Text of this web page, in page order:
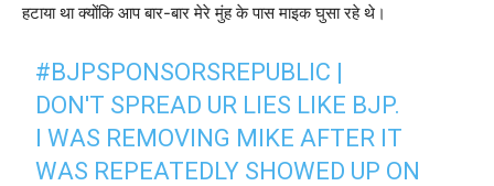
हटाया था क्योंकि आप बार-बार मेरे मुंह के पास माइक घुसा रहे थे।
#BJPSPONSORSREPUBLIC |
DON'T SPREAD UR LIES LIKE BJP.
I WAS REMOVING MIKE AFTER IT
WAS REPEATEDLY SHOWED UP ON